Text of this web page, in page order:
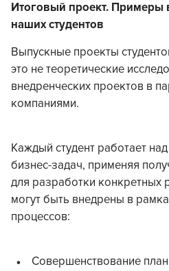
Итоговый проект. Примеры
наших студентов
Выпускные проекты
это не теоретические
внедренческих проектов в
компаниями.
Каждый студент работает
бизнес-задач, применяя
для разработки
могут быть внедрены в
процессов:
Совершенствование